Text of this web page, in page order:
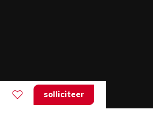
solliciteer